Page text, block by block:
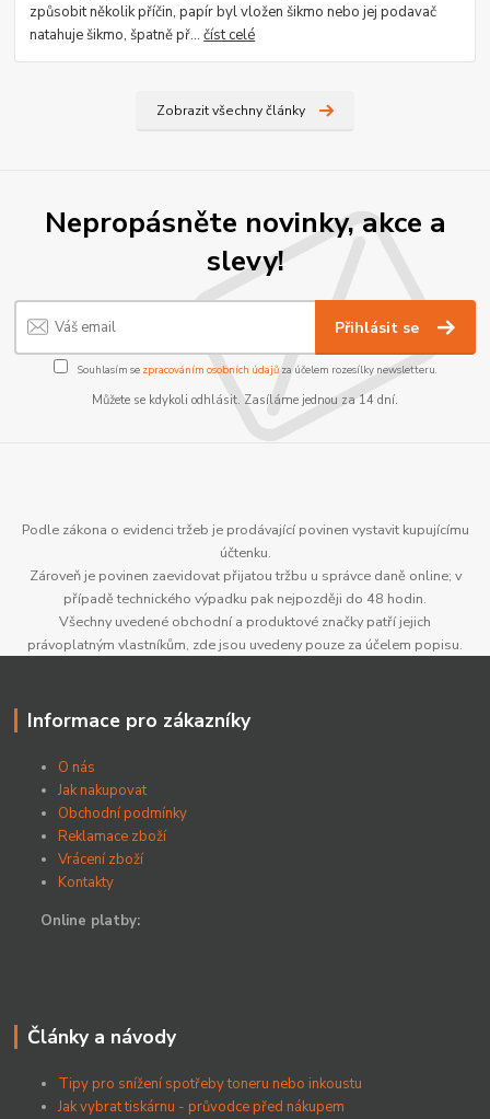
způsobit několik příčin, papír byl vložen šikmo nebo jej podavač
natahuje šikmo, špatně př...číst celé
Zobrazit všechny články
Nepropásněte novinky, akce a
slevy!
Přihlásit se
Souhlasím se zpracováním osobních údajůza účelem rozesílky newsletteru.
Můžete se kdykoli odhlásit. Zasíláme jednou za 14 dní.
Podle zákona o evidenci tržeb je prodávající povinen vystavit kupujícímu
účtenku.
Zároveň je povinen zaevidovat přijatou tržbu u správce daně online; v
případě technického výpadku pak nejpozději do 48 hodin.
Všechny uvedené obchodní a produktové značky patří jejich
právoplatným vlastníkům, zde jsou uvedeny pouze za účelem popisu.
Informace pro zákazníky
O nás
Jak nakupovat
Obchodní podmínky
Reklamace zboží
Vrácení zboží
Kontakty
Online platby:
Články a návody
Tipy pro snížení spotřeby toneru nebo inkoustu
Jak vybrat tiskárnu - průvodce před nákupem